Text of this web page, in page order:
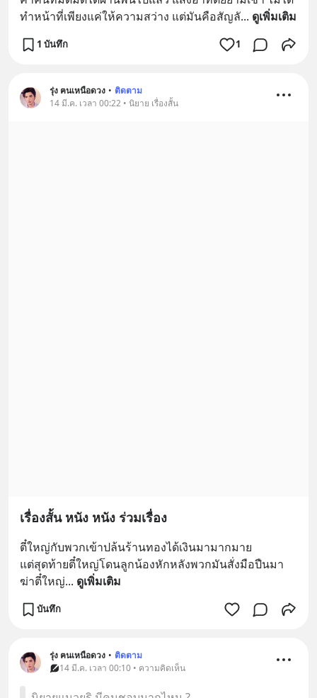
ทำหน้าที่เพียงแค่ให้ความสว่าง แต่มันคือสัญลั... ดูเพิ่มเติม
1 บันทึก 1
รุ่ง ฅนเหนือดวง • ติดตาม
14 มี.ค. เวลา 00:22 • นิยาย เรื่องสั้น
เรื่องสั้น หนัง หนัง ร่วมเรื่อง
ตี๋ใหญ่กับพวกเข้าปล้นร้านทองได้เงินมามากมาย
แต่สุดท้ายตี๋ใหญ่โดนลูกน้องหักหลังพวกมันสั่งมือปืนมา
ฆ่าตี๋ใหญ่... ดูเพิ่มเติม
บันทึก
รุ่ง ฅนเหนือดวง • ติดตาม
14 มี.ค. เวลา 00:10 • ความคิดเห็น